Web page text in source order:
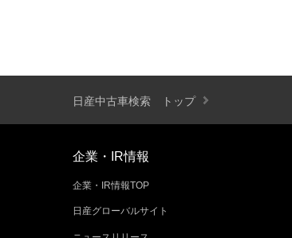
日産中古車検索 トップ
企業・IR情報
企業・IR情報TOP
日産グローバルサイト